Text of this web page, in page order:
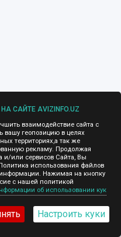
САЙТЕ AVIZINFO.UZ
взаимодействие сайта с
вашу геопозицию в целях
территориях,а так же
рекламу. Продолжая
и/или сервисов Сайта, Вы
использования файлов
Нажимая на кнопку
с нашей политикой
об использовании кук
Настроить куки